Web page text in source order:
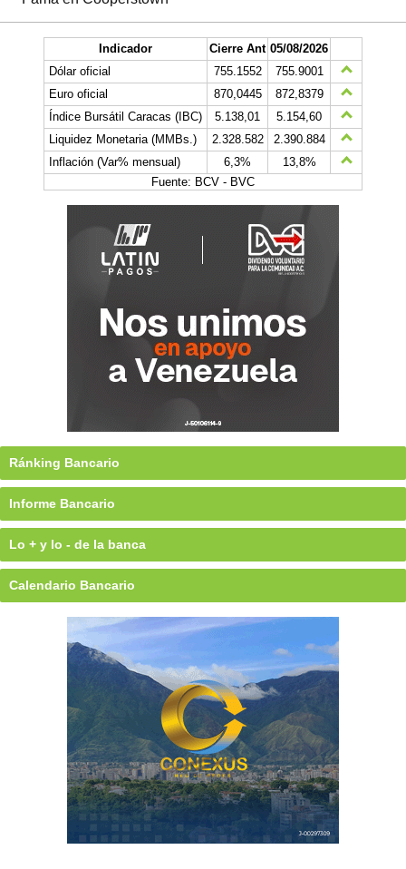
Indicador Cierre Ant 05/08/2026
Dólar oficial
755.1552
755.9001
Euro oficial
870,0445
872,8379
Índice Bursátil Caracas (IBC)
5.138,01
5.154,60
Liquidez Monetaria (MMBs.)
2.328.582
2.390.884
Inflación (Var% mensual)
6,3%
13,8%
Fuente: BCV - BVC
Ránking Bancario
Informe Bancario
Lo + y lo - de la banca
Calendario Bancario